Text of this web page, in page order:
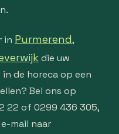
in Purmerend,
die uw
de horeca op een
Bel ons op
22 of 0299 436 305,
mail naar